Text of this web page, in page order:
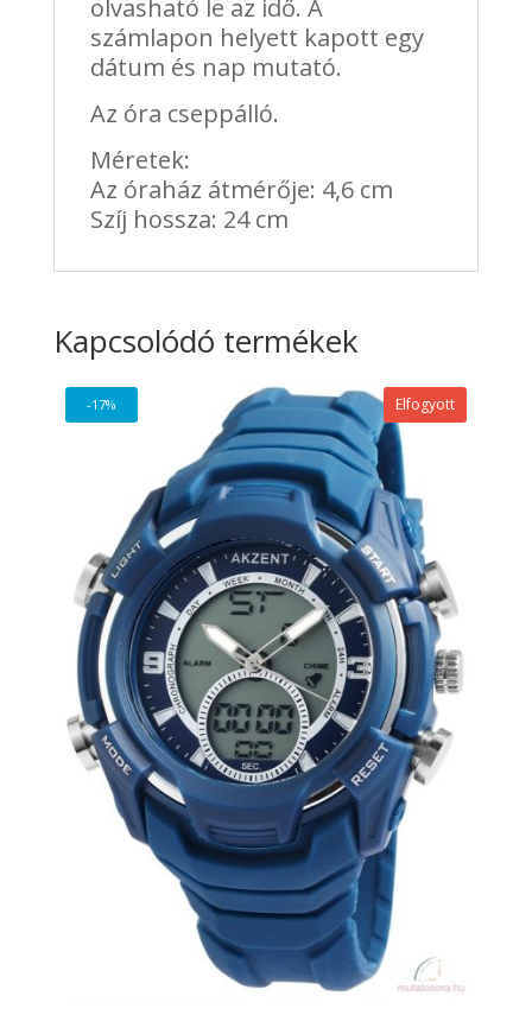
olvasható le az idő. A
számlapon helyett kapott egy
dátum és nap mutató.
Az óra cseppálló.
Méretek:
Az óraház átmérője: 4,6 cm
Szíj hossza: 24 cm
Kapcsolódó termékek
-17% Elfogyott